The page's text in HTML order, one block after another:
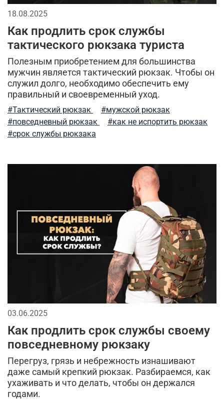
тактические перчатки
тактическая одежда тренды в мужской одежде
камуфляж в одежде
кэжуал или уличный милитари
милитари аксессуары универсальные футболки
аляска рубашка мужские жилеты
мужские рубашки
флис
премиальное термобелье фирменные бренды
городская мода зимний гардероб парка
спортивный милитари
демисезонная одежда
милитари одежда
как носить милитари в зрелом возрасте
рубашки милитари брюки-карго
спортивные брюки куртка-бомбер камуфляж
индивидуальный стиль мужчины
18.08.2025
Как продлить срок службы
тактического рюкзака туриста
Полезным приобретением для большинства
мужчин является тактический рюкзак. Чтобы он
служил долго, необходимо обеспечить ему
правильный и своевременный уход.
#Тактический рюкзак
#мужской рюкзак
#повседневный рюкзак
#как не испортить рюкзак
#срок службы рюкзака
03.06.2025
Как продлить срок службы своему
повседневному рюкзаку
Перегруз, грязь и небрежность изнашивают
даже самый крепкий рюкзак. Разбираемся, как
ухаживать и что делать, чтобы он держался
годами.